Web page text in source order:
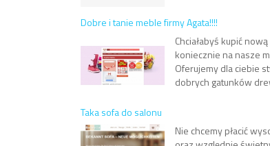
Dobre i tanie meble firmy Agata!!!!
Chciałabyś kupić
koniecznie na nasze
Oferujemy dla ciebie
dobrych gatunków
Taka sofa do salonu
Nie chcemy płacić